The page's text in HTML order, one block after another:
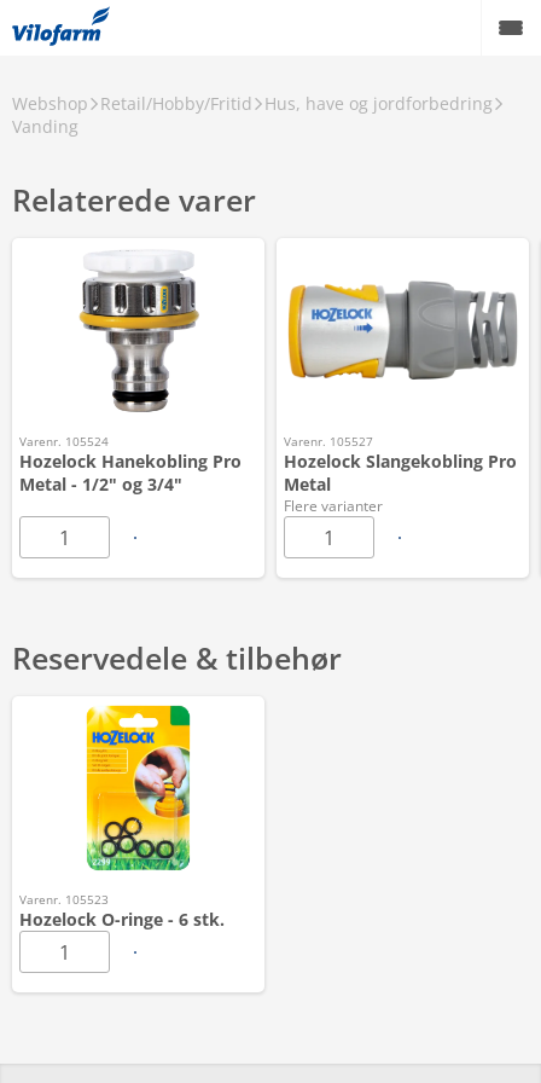
Webshop Retail/Hobby/Fritid
Hus, have og jordforbedring
Vanding
Relaterede varer
Varenr. 105524
Hozelock Hanekobling Pro
Metal - 1/2" og 3/4"
Varenr. 105527
Hozelock Slangekobling Pro
Metal
Flere varianter
Reservedele & tilbehør
Varenr. 105523
Hozelock O-ringe - 6 stk.